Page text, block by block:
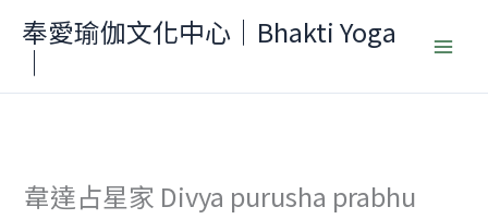
要
奉愛瑜伽文化中心｜Bhakti Yoga
｜
韋達占星家 Divya purusha prabhu